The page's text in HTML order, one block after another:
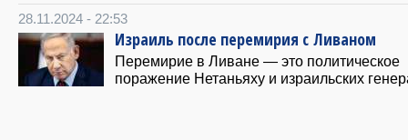
28.11.2024 - 22:53
Израиль после перемирия с Ливаном
Перемирие в Ливане — это политическое
поражение Нетаньяху и израильских